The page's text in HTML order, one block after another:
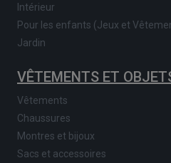
Intérieur
Pour les enfants (Jeux et
Jardin
VÊTEMENTS ET
Vêtements
Chaussures
Montres et bijoux
Sacs et accessoires